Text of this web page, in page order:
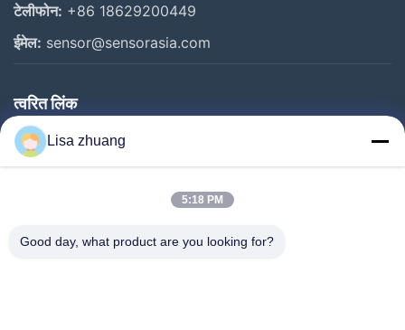
टेलीफोन: +86 18629200449
ईमेल: sensor@sensorasia.com
त्वरित लिंक
घर
उत्पादों
हमारे बारे में
Lisa zhuang
5:18 PM
Good day, what product are you looking for?